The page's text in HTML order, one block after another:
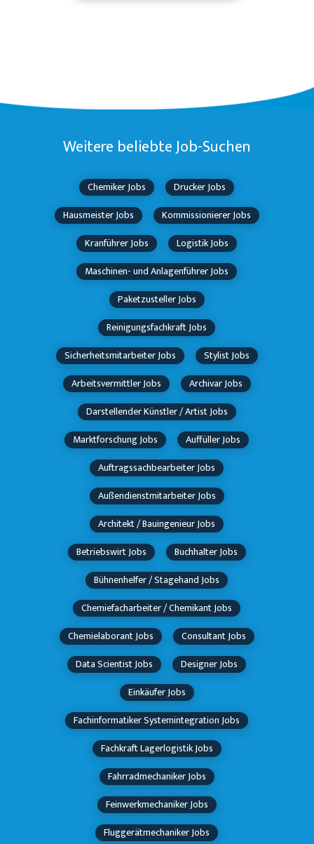
Weitere beliebte Job-Suchen
Chemiker Jobs
Drucker Jobs
Hausmeister Jobs
Kommissionierer Jobs
Kranführer Jobs
Logistik Jobs
Maschinen- und Anlagenführer Jobs
Paketzusteller Jobs
Reinigungsfachkraft Jobs
Sicherheitsmitarbeiter Jobs
Stylist Jobs
Arbeitsvermittler Jobs
Archivar Jobs
Darstellender Künstler / Artist Jobs
Marktforschung Jobs
Auffüller Jobs
Auftragssachbearbeiter Jobs
Außendienstmitarbeiter Jobs
Architekt / Bauingenieur Jobs
Betriebswirt Jobs
Buchhalter Jobs
Bühnenhelfer / Stagehand Jobs
Chemiefacharbeiter / Chemikant Jobs
Chemielaborant Jobs
Consultant Jobs
Data Scientist Jobs
Designer Jobs
Einkäufer Jobs
Fachinformatiker Systemintegration Jobs
Fachkraft Lagerlogistik Jobs
Fahrradmechaniker Jobs
Feinwerkmechaniker Jobs
Fluggerätmechaniker Jobs